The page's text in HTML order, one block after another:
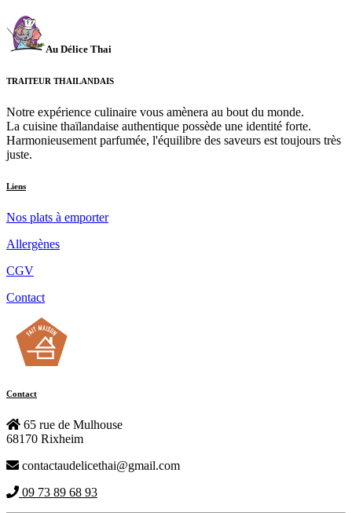
Au Délice Thai
TRAITEUR THAILANDAIS
Notre expérience culinaire vous amènera au bout du monde.
La cuisine thaïlandaise authentique possède une identité forte.
Harmonieusement parfumée, l'équilibre des saveurs est toujours très
juste.
Liens
Nos plats à emporter
Allergènes
CGV
Contact
Contact
65 rue de Mulhouse
68170 Rixheim
contactaudelicethai@gmail.com
09 73 89 68 93